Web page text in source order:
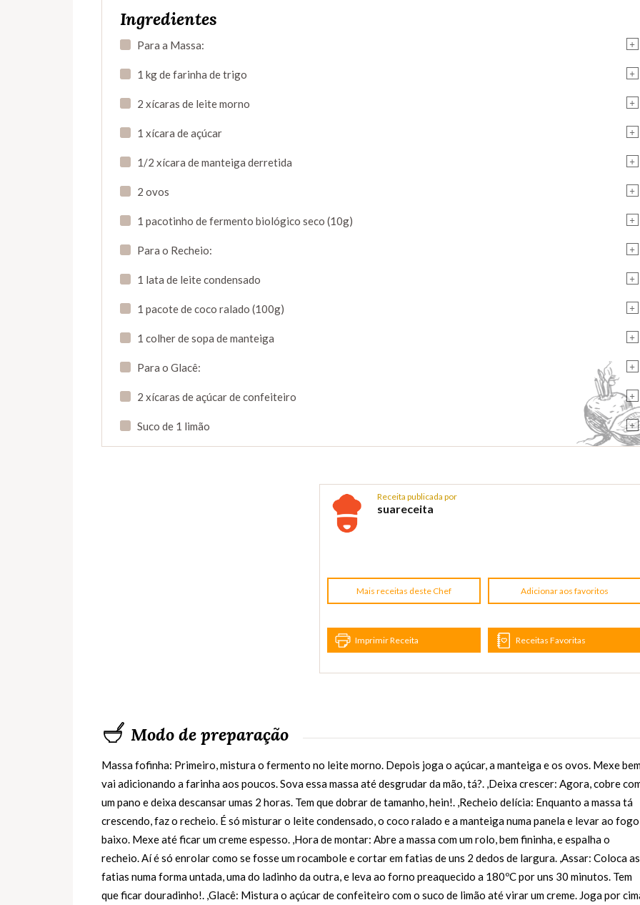
Ingredientes
+
Para a Massa:
+
1 kg de farinha de trigo
+
2 xícaras de leite morno
+
1 xícara de açúcar
+
1/2 xícara de manteiga derretida
+
2 ovos
+
1 pacotinho de fermento biológico seco (10g)
+
Para o Recheio:
+
1 lata de leite condensado
+
1 pacote de coco ralado (100g)
+
1 colher de sopa de manteiga
+
Para o Glacê:
+
2 xícaras de açúcar de confeiteiro
+
Suco de 1 limão
Receita publicada por
suareceita
Mais receitas deste Chef Adicionar aos favoritos
Imprimir Receita Receitas Favoritas
Modo de preparação
Massa fofinha: Primeiro, mistura o fermento no leite morno. Depois joga o açúcar, a manteiga e os ovos. Mexe
vai adicionando a farinha aos poucos. Sova essa massa até desgrudar da mão, tá?. ,Deixa crescer: Agora, cobre
um pano e deixa descansar umas 2 horas. Tem que dobrar de tamanho, hein!. ,Recheio delícia: Enquanto a massa tá
crescendo, faz o recheio. É só misturar o leite condensado, o coco ralado e a manteiga numa panela e levar ao fogo
baixo. Mexe até ficar um creme espesso. ,Hora de montar: Abre a massa com um rolo, bem fininha, e espalha o
recheio. Aí é só enrolar como se fosse um rocambole e cortar em fatias de uns 2 dedos de largura. ,Assar: Coloca as
fatias numa forma untada, uma do ladinho da outra, e leva ao forno preaquecido a 180ºC por uns 30 minutos. Tem
que ficar douradinho!. ,Glacê: Mistura o açúcar de confeiteiro com o suco de limão até virar um creme. Joga por